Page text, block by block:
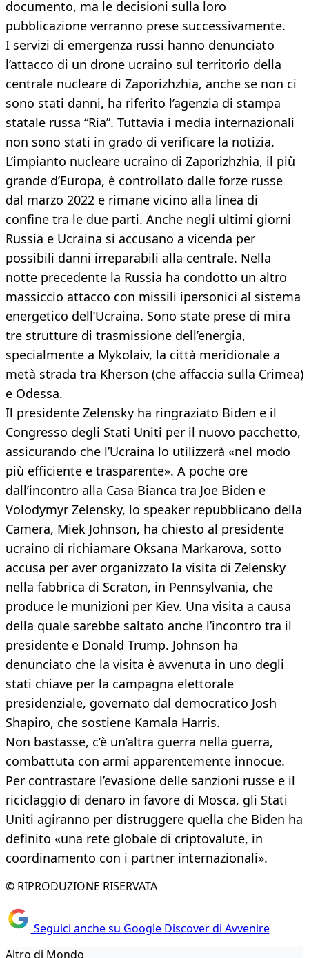
documento, ma le decisioni sulla loro
pubblicazione verranno prese successivamente.
I servizi di emergenza russi hanno denunciato
l’attacco di un drone ucraino sul territorio della
centrale nucleare di Zaporizhzhia, anche se non ci
sono stati danni, ha riferito l’agenzia di stampa
statale russa “Ria”. Tuttavia i media internazionali
non sono stati in grado di verificare la notizia.
L’impianto nucleare ucraino di Zaporizhzhia, il più
grande d’Europa, è controllato dalle forze russe
dal marzo 2022 e rimane vicino alla linea di
confine tra le due parti. Anche negli ultimi giorni
Russia e Ucraina si accusano a vicenda per
possibili danni irreparabili alla centrale. Nella
notte precedente la Russia ha condotto un altro
massiccio attacco con missili ipersonici al sistema
energetico dell’Ucraina. Sono state prese di mira
tre strutture di trasmissione dell’energia,
specialmente a Mykolaiv, la città meridionale a
metà strada tra Kherson (che affaccia sulla Crimea)
e Odessa.
Il presidente Zelensky ha ringraziato Biden e il
Congresso degli Stati Uniti per il nuovo pacchetto,
assicurando che l’Ucraina lo utilizzerà «nel modo
più efficiente e trasparente». A poche ore
dall’incontro alla Casa Bianca tra Joe Biden e
Volodymyr Zelensky, lo speaker repubblicano della
Camera, Miek Johnson, ha chiesto al presidente
ucraino di richiamare Oksana Markarova, sotto
accusa per aver organizzato la visita di Zelensky
nella fabbrica di Scraton, in Pennsylvania, che
produce le munizioni per Kiev. Una visita a causa
della quale sarebbe saltato anche l’incontro tra il
presidente e Donald Trump. Johnson ha
denunciato che la visita è avvenuta in uno degli
stati chiave per la campagna elettorale
presidenziale, governato dal democratico Josh
Shapiro, che sostiene Kamala Harris.
Non bastasse, c’è un’altra guerra nella guerra,
combattuta con armi apparentemente innocue.
Per contrastare l’evasione delle sanzioni russe e il
riciclaggio di denaro in favore di Mosca, gli Stati
Uniti agiranno per distruggere quella che Biden ha
definito «una rete globale di criptovalute, in
coordinamento con i partner internazionali».
© RIPRODUZIONE RISERVATA
Seguici anche su Google Discover di Avvenire
Altro di Mondo